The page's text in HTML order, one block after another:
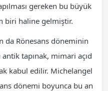
gereken bu büyük
biri haline gelmiştir.
da Rönesans döneminin
tapınak, mimari açıd
kabul edilir. Michelangel
dönemi boyunca bu an